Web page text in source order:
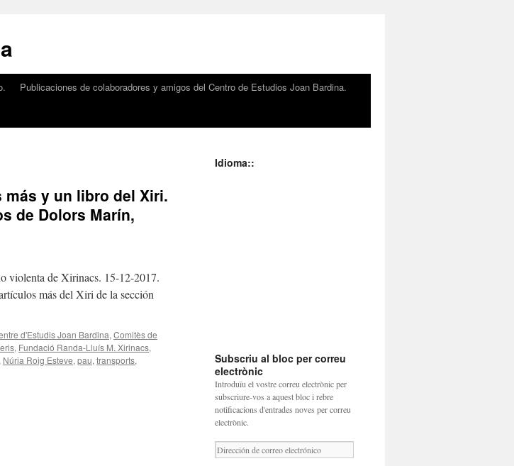
Publicaciones de colaboradores y amigos del Centro de Estudios Joan Bardina.
más y un libro del Xiri.
de Dolors Marín,
violenta de Xirinacs. 15-12-2017.
más del Xiri de la sección
d'Estudis Joan Bardina, Comitès de
, Fundació Randa-Lluís M. Xirinacs,
Núria Roig Esteve, pau, transports,
Idioma::
Subscriu al bloc per correu
electrònic
Introduïu el vostre correu electrònic per
subscriure-vos a aquest bloc i rebre
notificacions d'entrades noves per correu
electrònic.
Dirección
de